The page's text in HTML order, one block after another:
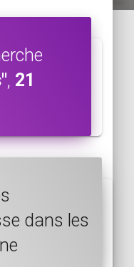
, 21
dans les